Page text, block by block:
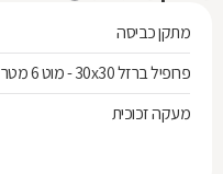
מתקן כביסה
פרופיל ברזל 30x30 - מוט 6 מטר
מעקה זכוכית